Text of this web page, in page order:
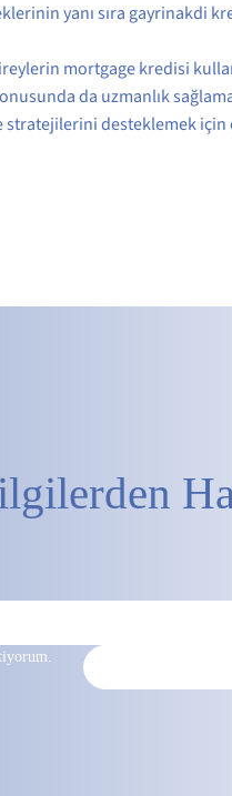
yanı sıra gayrinakdi
mortgage kredisi
da uzmanlık
desteklemek için